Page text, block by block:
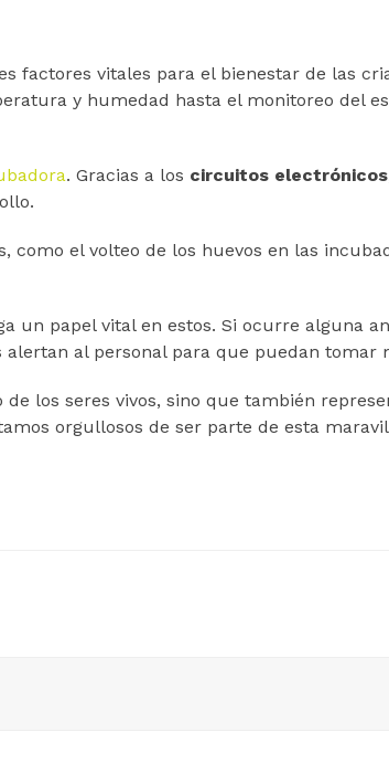
factores vitales para el bienestar de las
y humedad hasta el monitoreo del
. Gracias a los circuitos electrónicos
el volteo de los huevos en las
un papel vital en estos. Si ocurre alguna
al personal para que puedan tomar
los seres vivos, sino que también
orgullosos de ser parte de esta